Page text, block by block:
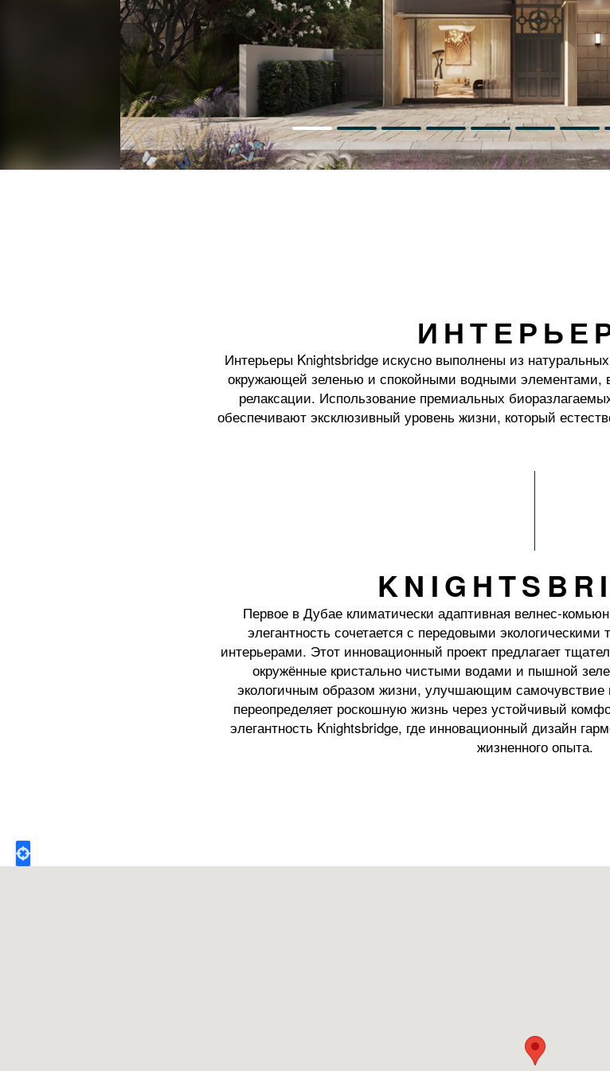
Интерьеры Knightsbridge искусно выполнены из
окружающей зеленью и спокойными водными
релаксации. Использование премиальных
обеспечивают эксклюзивный уровень жизни, который
Первое в Дубае климатически адаптивная велнес-
элегантность сочетается с передовыми
интерьерами. Этот инновационный проект предлагает
окружённые кристально чистыми водами и пышной
экологичным образом жизни, улучшающим
переопределяет роскошную жизнь через устойчивый
элегантность Knightsbridge, где инновационный дизайн
жизненного опыта.